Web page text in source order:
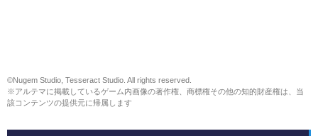
©Nugem Studio, Tesseract Studio. All rights reserved.
※アルテマに掲載しているゲーム内画像の著作権、商標権その他の知的財産権は、当
該コンテンツの提供元に帰属します